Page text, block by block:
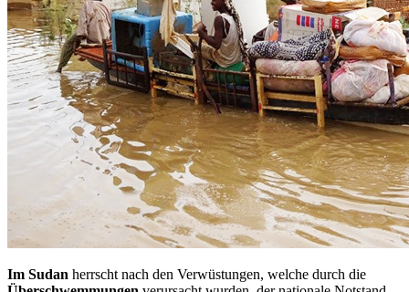
Im Sudan herrscht nach den Verwüstungen, welche durch die